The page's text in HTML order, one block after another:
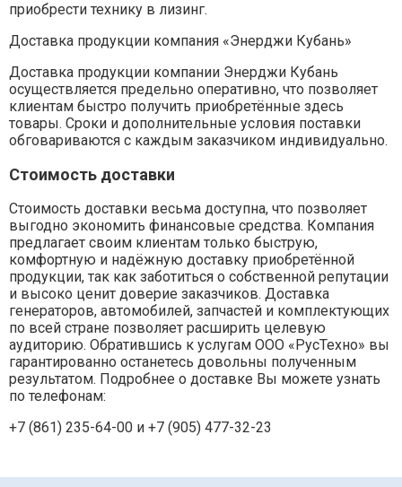
приобрести технику в лизинг.
Доставка продукции компания «Энерджи Кубань»
Доставка продукции компании Энерджи Кубань
осуществляется предельно оперативно, что позволяет
клиентам быстро получить приобретённые здесь
товары. Сроки и дополнительные условия поставки
обговариваются с каждым заказчиком индивидуально.
Стоимость доставки
Стоимость доставки весьма доступна, что позволяет
выгодно экономить финансовые средства. Компания
предлагает своим клиентам только быструю,
комфортную и надёжную доставку приобретённой
продукции, так как заботиться о собственной репутации
и высоко ценит доверие заказчиков. Доставка
генераторов, автомобилей, запчастей и комплектующих
по всей стране позволяет расширить целевую
аудиторию. Обратившись к услугам ООО «РусТехно» вы
гарантированно останетесь довольны полученным
результатом. Подробнее о доставке Вы можете узнать
по телефонам:
+7 (861) 235-64-00 и +7 (905) 477-32-23